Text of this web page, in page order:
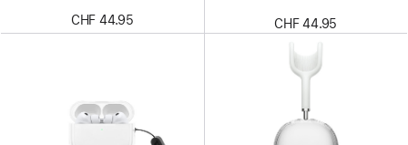
CHF 44.95 CHF 44.95